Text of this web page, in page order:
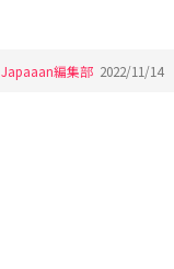
Japaaan編集部 2022/11/14